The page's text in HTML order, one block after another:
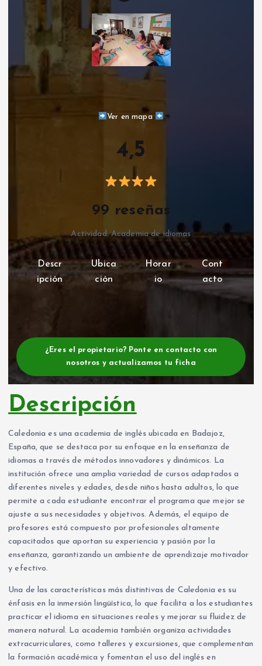
Ver en mapa
4,5
99 reseñas
Actividad: Academia de idiomas
Descr
ipción
Ubica
ción
Horar
io
Cont
acto
¿Eres el propietario? Ponte en contacto con
nosotros y actualizamos tu ficha
Descripción
Caledonia es una academia de inglés ubicada en Badajoz,
España, que se destaca por su enfoque en la enseñanza de
idiomas a través de métodos innovadores y dinámicos. La
institución ofrece una amplia variedad de cursos adaptados a
diferentes niveles y edades, desde niños hasta adultos, lo que
permite a cada estudiante encontrar el programa que mejor se
ajuste a sus necesidades y objetivos. Además, el equipo de
profesores está compuesto por profesionales altamente
capacitados que aportan su experiencia y pasión por la
enseñanza, garantizando un ambiente de aprendizaje motivador
y efectivo.
Una de las características más distintivas de Caledonia es su
énfasis en la inmersión lingüística, lo que facilita a los estudiantes
practicar el idioma en situaciones reales y mejorar su fluidez de
manera natural. La academia también organiza actividades
extracurriculares, como talleres y excursiones, que complementan
la formación académica y fomentan el uso del inglés en